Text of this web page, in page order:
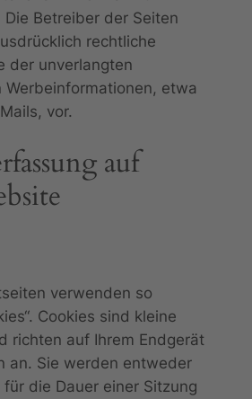
Betreiber der Seiten
rechtliche
der unverlangten
Werbeinformationen, etwa
vor.
auf
verwenden so
Cookies sind kleine
richten auf Ihrem Endgerät
an. Sie werden entweder
die Dauer einer Sitzung